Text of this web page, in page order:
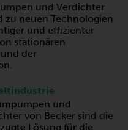
und Verdichter
zu neuen Technologien
und effizienter
stationären
der
und
von Becker sind die
Lösung für die